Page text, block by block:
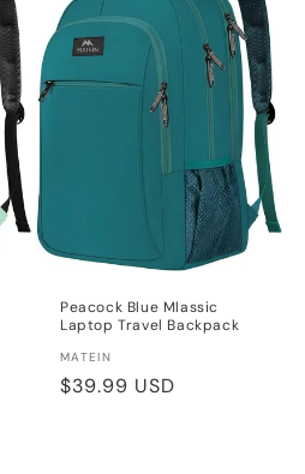
Peacock Blue Mlassic
Laptop Travel Backpack
Distributeur :
MATEIN
Prix
$39.99 USD